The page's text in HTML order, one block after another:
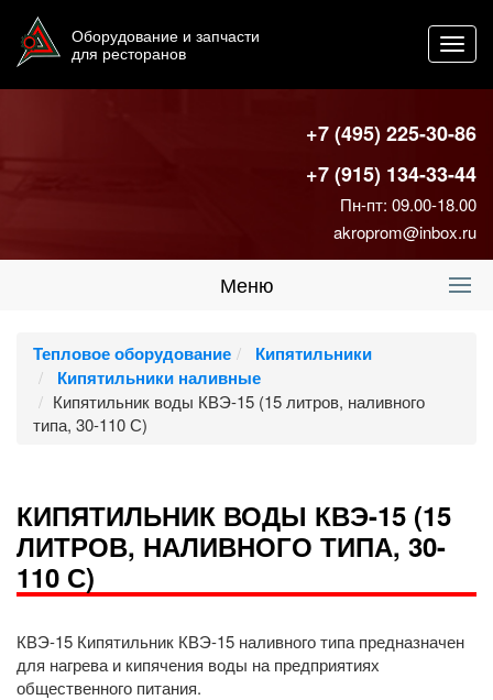
Оборудование и запчасти
для ресторанов
+7 (495) 225-30-86
+7 (915) 134-33-44
Пн-пт: 09.00-18.00
akroprom@inbox.ru
Меню
Тепловое оборудование
Кипятильники
Кипятильники наливные
Кипятильник воды КВЭ-15 (15 литров, наливного
типа, 30-110 С)
КИПЯТИЛЬНИК ВОДЫ КВЭ-15 (15
ЛИТРОВ, НАЛИВНОГО ТИПА, 30-
110 С)
КВЭ-15 Кипятильник КВЭ-15 наливного типа предназначен
для нагрева и кипячения воды на предприятиях
общественного питания.